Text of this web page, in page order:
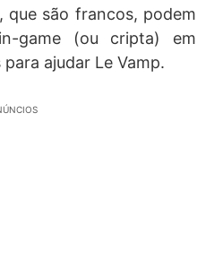
que são francos, podem
game (ou cripta) em
ajudar Le Vamp.